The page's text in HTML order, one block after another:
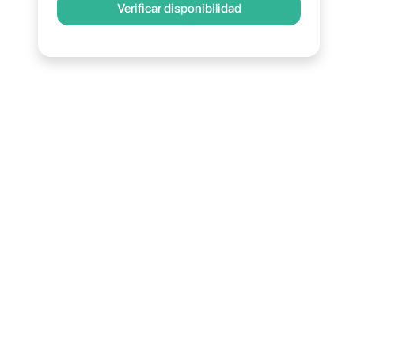
Verificar disponibilidad